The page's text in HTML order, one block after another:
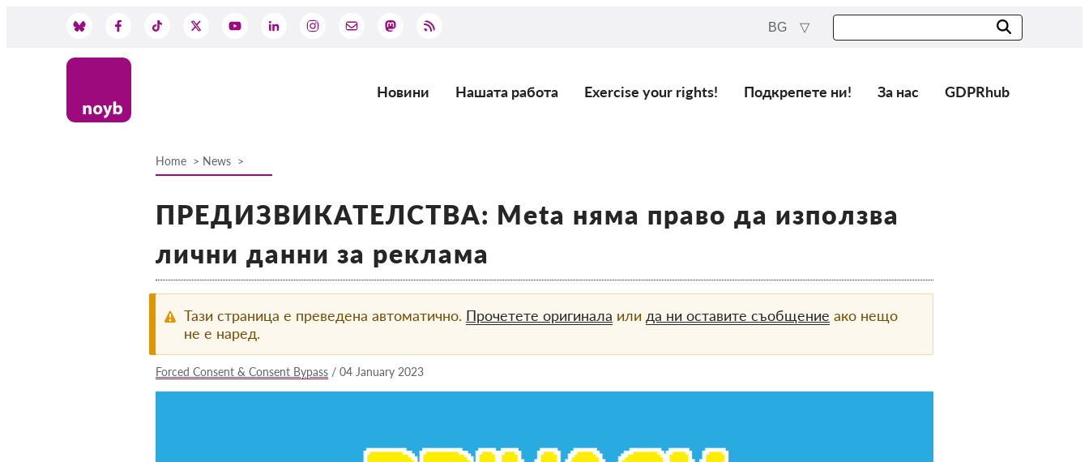
BG
Main
Новини Нашата работа Exercise your rights! Подкрепете ни! За нас GDPRhub
Home News
ПРЕДИЗВИКАТЕЛСТВА: Meta няма право да използва
лични данни за реклама
Тази страница е преведена автоматично. Прочетете оригинала или да ни оставите съобщение ако нещо
не е наред.
Forced Consent & Consent Bypass / 04 January 2023